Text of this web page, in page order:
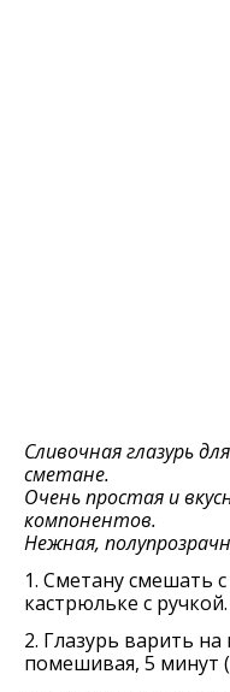
Сливочная глазурь
сметане.
Очень простая и
компонентов.
Нежная,
1. Сметану смешать
кастрюльке с ручкой.
2. Глазурь варить
помешивая, 5 минут